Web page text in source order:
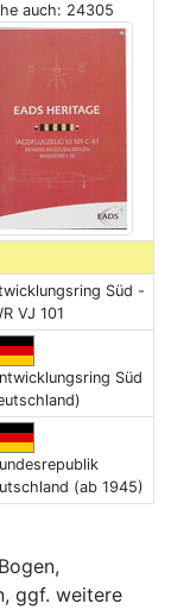
auch: 24305
Süd -
VJ 101
Süd
(ab 1945)
ggf. weitere